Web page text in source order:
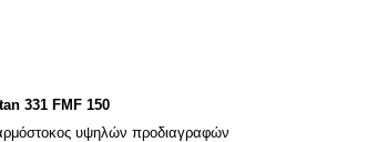
331 FMF 150
υψηλών προδιαγραφών